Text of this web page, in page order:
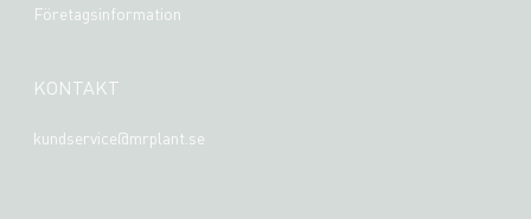
Företagsinformation
KONTAKT
kundservice@mrplant.se